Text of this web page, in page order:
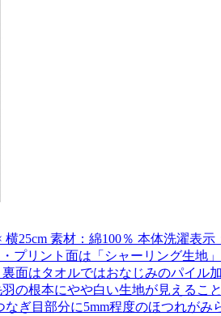
25cm 素材：綿100％ 本体洗濯表
プリント面は「シャーリング生
面はタオルではおなじみのパイル
の根本にやや白い生地が見えるこ
ぎ目部分に5mm程度のほつれが